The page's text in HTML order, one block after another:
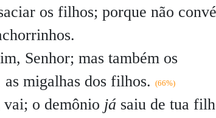
os filhos; porque não
Senhor; mas também os
migalhas dos filhos. (66%)
vai; o demônio já saiu de tua